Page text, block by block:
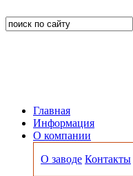
Главная
Информация
О компании
О заводе Контакты